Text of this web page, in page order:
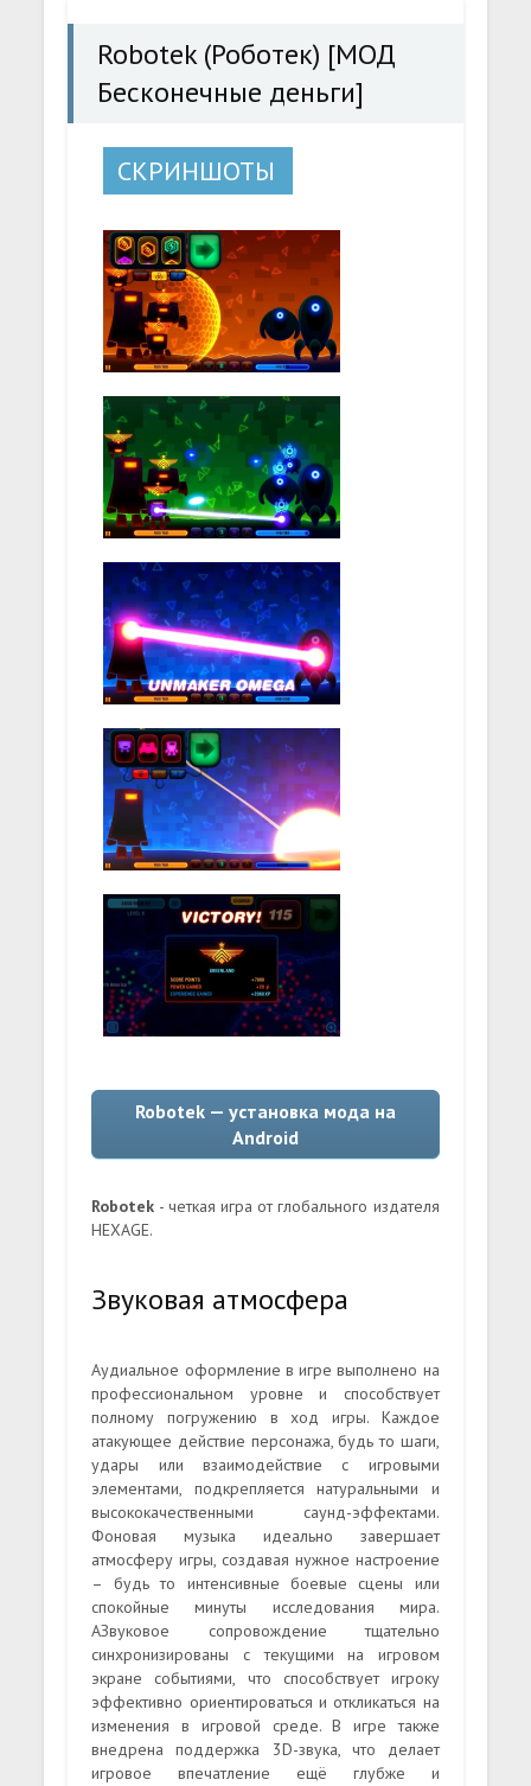
Robotek (Роботек) [МОД
Бесконечные деньги]
СКРИНШОТЫ
Robotek — установка мода на
Android
Robotek - четкая игра от глобального издателя
HEXAGE.
Звуковая атмосфера
Аудиальное оформление в игре выполнено на
профессиональном уровне и способствует
полному погружению в ход игры. Каждое
атакующее действие персонажа, будь то шаги,
удары или взаимодействие с игровыми
элементами, подкрепляется натуральными и
высококачественными саунд-эффектами.
Фоновая музыка идеально завершает
атмосферу игры, создавая нужное настроение
– будь то интенсивные боевые сцены или
спокойные минуты исследования мира.
АЗвуковое сопровождение тщательно
синхронизированы с текущими на игровом
экране событиями, что способствует игроку
эффективно ориентироваться и откликаться на
изменения в игровой среде. В игре также
внедрена поддержка 3D-звука, что делает
игровое впечатление ещё глубже и